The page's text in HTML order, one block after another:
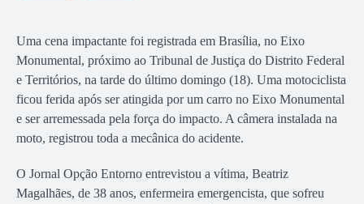
Uma cena impactante foi registrada em Brasília, no Eixo
Monumental, próximo ao Tribunal de Justiça do Distrito Federal
e Territórios, na tarde do último domingo (18). Uma motociclista
ficou ferida após ser atingida por um carro no Eixo Monumental
e ser arremessada pela força do impacto. A câmera instalada na
moto, registrou toda a mecânica do acidente.
O Jornal Opção Entorno entrevistou a vítima, Beatriz
Magalhães, de 38 anos, enfermeira emergencista, que sofreu